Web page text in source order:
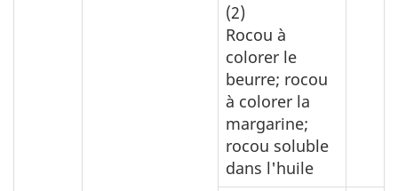
(2)
Rocou à
colorer le
beurre; rocou
à colorer la
margarine;
rocou soluble
dans l'huile